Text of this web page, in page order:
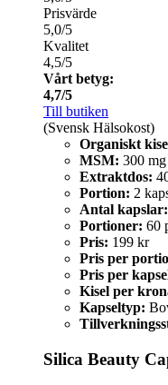
Prisvärde
5,0/5
Kvalitet
4,5/5
Vårt betyg:
4,7/5
Till butiken
(Svensk Hälsokost)
Organiskt
MSM: 300 mg
Extraktdos:
Portion: 2
Antal kapslar:
Portioner: 60
Pris: 199 kr
Pris per
Pris per
Kisel per
Kapseltyp:
Silica Beauty